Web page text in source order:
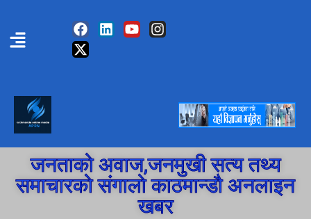
जनताको अवाज,जनमुखी सत्य तथ्य
समाचारको संगालो काठमान्डौ अनलाइन
खबर